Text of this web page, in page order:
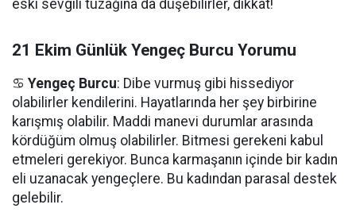
eski sevgili tuzağına da düşebilirler, dikkat!
21 Ekim Günlük Yengeç Burcu Yorumu
♋ Yengeç Burcu: Dibe vurmuş gibi hissediyor
olabilirler kendilerini. Hayatlarında her şey birbirine
karışmış olabilir. Maddi manevi durumlar arasında
kördüğüm olmuş olabilirler. Bitmesi gerekeni kabul
etmeleri gerekiyor. Bunca karmaşanın içinde bir kadın
eli uzanacak yengeçlere. Bu kadından parasal destek
gelebilir.